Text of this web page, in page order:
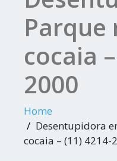
Parque
cocaia
2000
Home
Desentupidora
cocaia – (11) 4214-